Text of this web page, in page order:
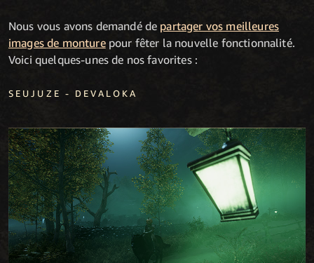
Nous vous avons demandé de partager vos meilleures
images de monturepour fêter la nouvelle fonctionnalité.
Voici quelques-unes de nos favorites :
SEUJUZE - DEVALOKA